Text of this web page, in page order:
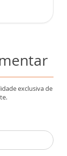
exclusiva de